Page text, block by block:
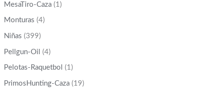
MesaTiro-Caza (1)
Monturas (4)
Niñas (399)
Pellgun-Oil (4)
Pelotas-Raquetbol (1)
PrimosHunting-Caza (19)